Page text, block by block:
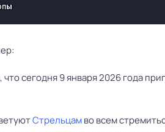
Стрельцамво всем